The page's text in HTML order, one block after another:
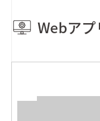
Webア